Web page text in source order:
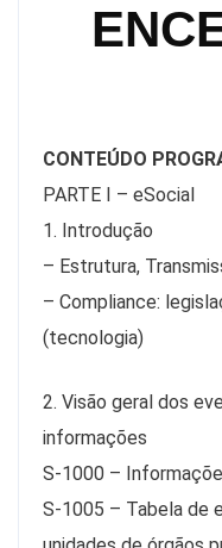
CONTEÚDO
PARTE I – eSocial
1. Introdução
– Estrutura,
– Compliance:
(tecnologia)
2. Visão geral dos
informações
S-1000 –
S-1005 – Tabela de